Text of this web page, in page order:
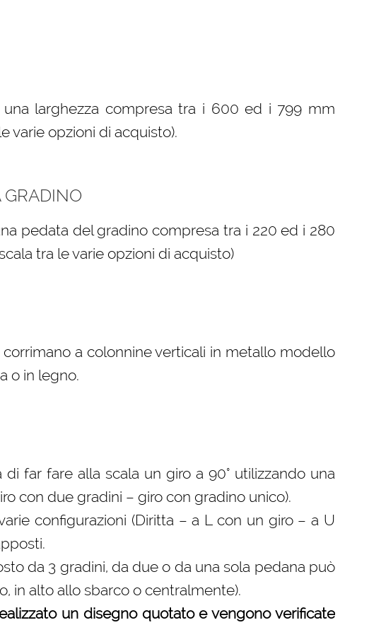
larghezza compresa tra i 600 ed i 799 mm
varie opzioni di acquisto).
GRADINO
pedata del gradino compresa tra i 220 ed i 280
tra le varie opzioni di acquisto)
a colonnine verticali in metallo modello
o in legno.
di far fare alla scala un giro a 90° utilizzando una
con due gradini – giro con gradino unico).
configurazioni (Diritta – a L con un giro – a U
da 3 gradini, da due o da una sola pedana può
in alto allo sbarco o centralmente).
un disegno quotato e vengono verificate